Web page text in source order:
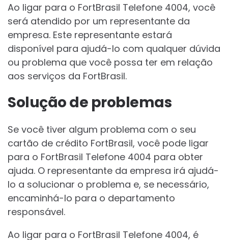
Ao ligar para o FortBrasil Telefone 4004, você
será atendido por um representante da
empresa. Este representante estará
disponível para ajudá-lo com qualquer dúvida
ou problema que você possa ter em relação
aos serviços da FortBrasil.
Solução de problemas
Se você tiver algum problema com o seu
cartão de crédito FortBrasil, você pode ligar
para o FortBrasil Telefone 4004 para obter
ajuda. O representante da empresa irá ajudá-
lo a solucionar o problema e, se necessário,
encaminhá-lo para o departamento
responsável.
Ao ligar para o FortBrasil Telefone 4004, é